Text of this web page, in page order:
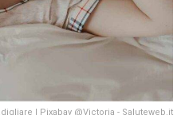
| Pixabay @Victoria - Saluteweb.it